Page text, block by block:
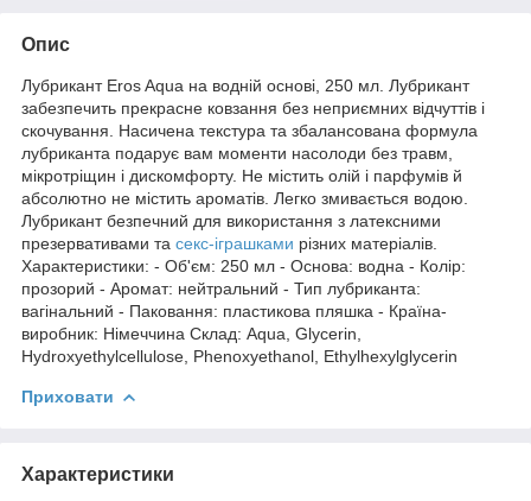
Опис
Лубрикант Eros Aqua на водній основі, 250 мл. Лубрикант
забезпечить прекрасне ковзання без неприємних відчуттів і
скочування. Насичена текстура та збалансована формула
лубриканта подарує вам моменти насолоди без травм,
мікротріщин і дискомфорту. Не містить олій і парфумів й
абсолютно не містить ароматів. Легко змивається водою.
Лубрикант безпечний для використання з латексними
презервативами та секс-іграшками різних матеріалів.
Характеристики: - Об'єм: 250 мл - Основа: водна - Колір:
прозорий - Аромат: нейтральний - Тип лубриканта:
вагінальний - Паковання: пластикова пляшка - Країна-
виробник: Німеччина Склад: Aqua, Glycerin,
Hydroxyethylcellulose, Phenoxyethanol, Ethylhexylglycerin
Приховати
Характеристики